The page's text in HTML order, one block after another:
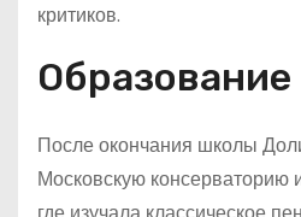
критиков.
Образование
После окончания школы
Московскую консерваторию